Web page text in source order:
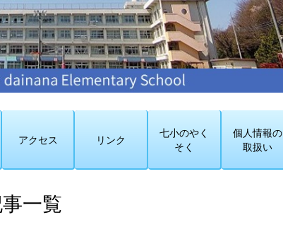
アクセス リンク
七小のやく
そく
個人情報の
取扱い
一覧